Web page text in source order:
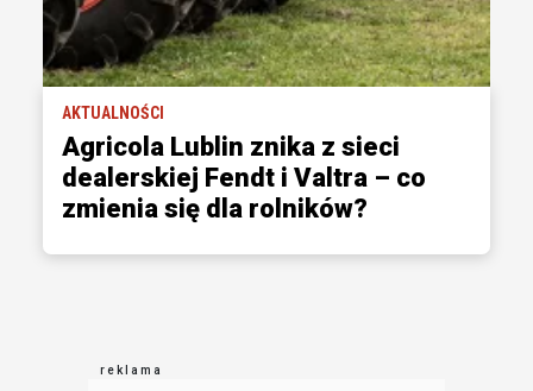
AKTUALNOŚCI
Agricola Lublin znika z sieci
dealerskiej Fendt i Valtra – co
zmienia się dla rolników?